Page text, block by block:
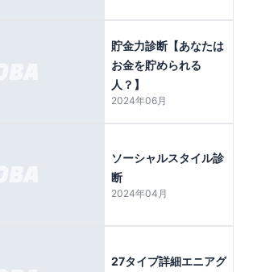
貯金力診断【あなたは
お金を貯められる
人？】
2024年06月
ソーシャルスタイル診
断
2024年04月
27タイプ詳細エニアグ